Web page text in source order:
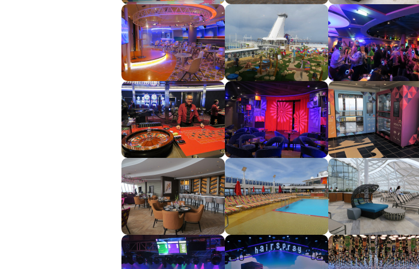
Seychely a Maurícius
Havaj a Južný Pacifik
Havajské ostrovy
Tahiti a Južný Pacifik
Repozičné plavby
Repozičné plavby
Transatlantické plavby
⇆ Panamský kanál
⇆ Pobrežie Európy
⇆ Suezský prieplav
Plavby okolo sveta
Plavba okolo sveta - segment
Plavby okolo sveta